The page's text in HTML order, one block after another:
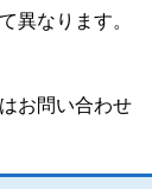
異なります。
お問い合わせ